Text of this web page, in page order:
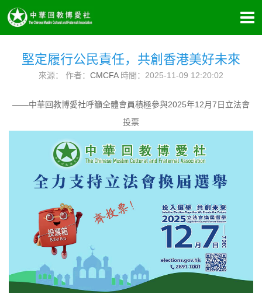
堅定履行公民責任，共創香港美好未來
來源： 作者： CMCFA時間：2025-11-09 12:20:02
——中華回教博愛社呼籲全體會員積極參與2025年12月7日立法會
投票